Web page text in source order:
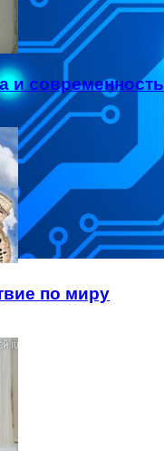
и современность
по миру